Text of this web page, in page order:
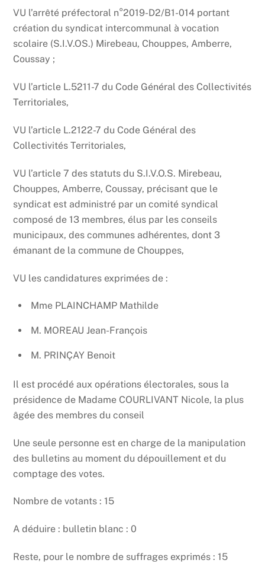
VU l’arrêté préfectoral n°2019-D2/B1-014 portant
création du syndicat intercommunal à vocation
scolaire (S.I.V.OS.) Mirebeau, Chouppes, Amberre,
Coussay ;
VU l’article L.5211-7 du Code Général des Collectivités
Territoriales,
VU l’article L.2122-7 du Code Général des
Collectivités Territoriales,
VU l’article 7 des statuts du S.I.V.O.S. Mirebeau,
Chouppes, Amberre, Coussay, précisant que le
syndicat est administré par un comité syndical
composé de 13 membres, élus par les conseils
municipaux, des communes adhérentes, dont 3
émanant de la commune de Chouppes,
VU les candidatures exprimées de :
Mme PLAINCHAMP Mathilde
M. MOREAU Jean-François
M. PRINÇAY Benoit
Il est procédé aux opérations électorales, sous la
présidence de Madame COURLIVANT Nicole, la plus
âgée des membres du conseil
Une seule personne est en charge de la manipulation
des bulletins au moment du dépouillement et du
comptage des votes.
Nombre de votants : 15
A déduire : bulletin blanc : 0
Reste, pour le nombre de suffrages exprimés : 15